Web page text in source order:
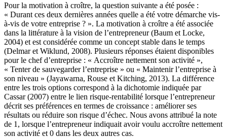
Pour la motivation à croître, la question suivante a été posée :
« Durant ces deux dernières années quelle a été votre démarche vis-
à-vis de votre entreprise ? ». La motivation à croître a été associée
dans la littérature à la vision de l’entrepreneur (Baum et Locke,
2004) et est considérée comme un concept stable dans le temps
(Delmar et Wiklund, 2008). Plusieurs réponses étaient disponibles
pour le chef d’entreprise : « Accroître nettement son activité »,
« Tenter de sauvegarder l’entreprise » ou « Maintenir l’entreprise à
son niveau » (Jayawarna, Rouse et Kitching, 2013). La différence
entre les trois options correspond à la dichotomie indiquée par
Cassar (2007) entre le lien risque-rentabilité lorsque l’entrepreneur
décrit ses préférences en termes de croissance : améliorer ses
résultats ou réduire son risque d’échec. Nous avons attribué la note
de 1, lorsque l’entrepreneur indiquait avoir voulu accroître nettement
son activité et 0 dans les deux autres cas.